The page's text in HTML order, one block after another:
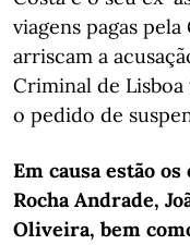
viagens pagas
arriscam a
Criminal de
o pedido de
Em causa estão
Rocha Andrade,
Oliveira, bem